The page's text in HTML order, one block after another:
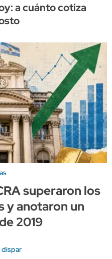
a cuánto cotiza
superaron los
y anotaron un
2019
dispar